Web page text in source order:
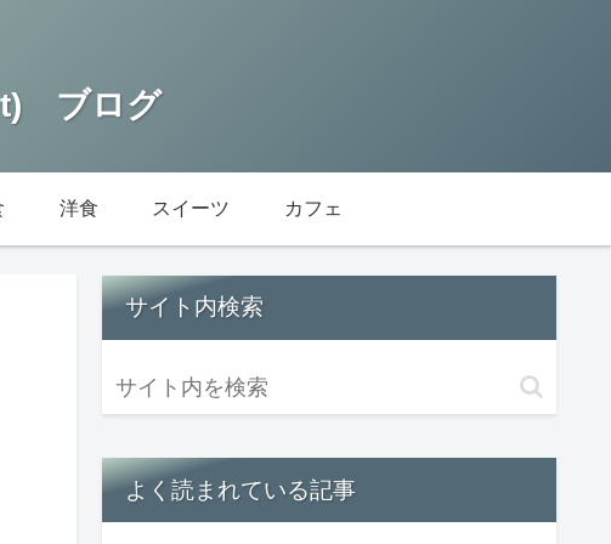
ブログ
洋食 スイーツ カフェ
サイト内検索
よく読まれている記事